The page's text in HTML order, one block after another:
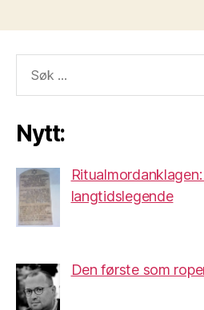
etter:
Nytt:
langtidslegende
Den første som